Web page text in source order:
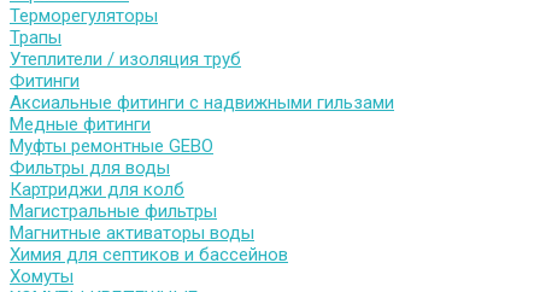
Терморегуляторы
Трапы
Утеплители / изоляция труб
Фитинги
Аксиальные фитинги с надвижными гильзами
Медные фитинги
Муфты ремонтные GEBO
Фильтры для воды
Картриджи для колб
Магистральные фильтры
Магнитные активаторы воды
Химия для септиков и бассейнов
Хомуты